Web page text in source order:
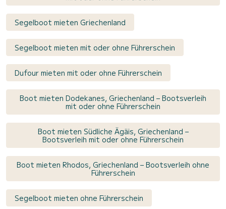
Segelboot mieten Griechenland
Segelboot mieten mit oder ohne Führerschein
Dufour mieten mit oder ohne Führerschein
Boot mieten Dodekanes, Griechenland – Bootsverleih
mit oder ohne Führerschein
Boot mieten Südliche Ägäis, Griechenland –
Bootsverleih mit oder ohne Führerschein
Boot mieten Rhodos, Griechenland – Bootsverleih ohne
Führerschein
Segelboot mieten ohne Führerschein